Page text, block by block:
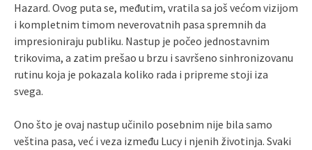
Hazard. Ovog puta se, međutim, vratila sa još većom vizijom
i kompletnim timom neverovatnih pasa spremnih da
impresioniraju publiku. Nastup je počeo jednostavnim
trikovima, a zatim prešao u brzu i savršeno sinhronizovanu
rutinu koja je pokazala koliko rada i pripreme stoji iza
svega.
Ono što je ovaj nastup učinilo posebnim nije bila samo
veština pasa, već i veza između Lucy i njenih životinja. Svaki